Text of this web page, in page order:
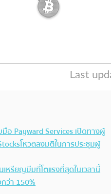
อ Payward Services เปิดทางผู้
โหวตลงมติในการประชุมผู้
เหรียญมีมที่โตแรงที่สุดในเวลานี้
ว่า 150%